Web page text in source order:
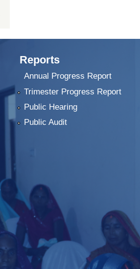
Reports
Annual Progress Report
Trimester Progress Report
Public Hearing
Public Audit